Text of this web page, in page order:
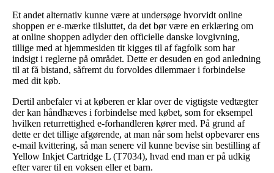
Et andet alternativ kunne være at undersøge hvorvidt online
shoppen er e-mærke tilsluttet, da det bør være en erklæring om
at online shoppen adlyder den officielle danske lovgivning,
tillige med at hjemmesiden tit kigges til af fagfolk som har
indsigt i reglerne på området. Dette er desuden en god anledning
til at få bistand, såfremt du forvoldes dilemmaer i forbindelse
med dit køb.
Dertil anbefaler vi at køberen er klar over de vigtigste vedtægter
der kan håndhæves i forbindelse med købet, som for eksempel
hvilken returrettighed e-forhandleren kører med. På grund af
dette er det tillige afgørende, at man når som helst opbevarer ens
e-mail kvittering, så man senere vil kunne bevise sin bestilling af
Yellow Inkjet Cartridge L (T7034), hvad end man er på udkig
efter varer til en voksen eller et barn.